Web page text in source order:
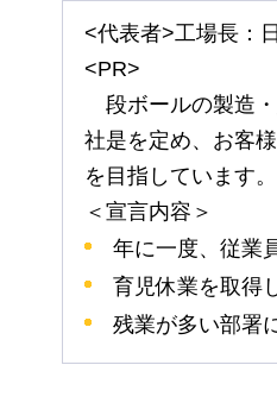
<代表者>工場長：
<PR>
段ボールの製造
社是を定め、お客
を目指しています。
＜宣言内容＞
年に一度、従業
育児休業を取得
残業が多い部署